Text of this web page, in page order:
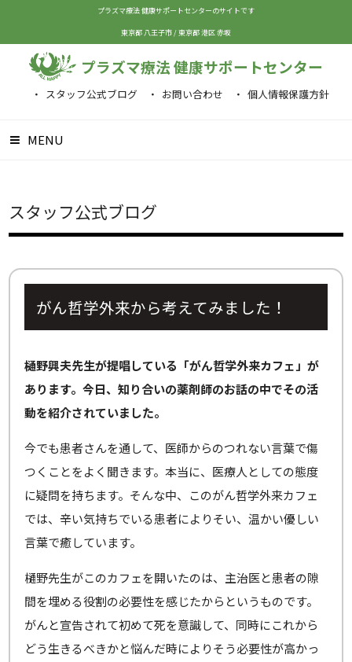
プラズマ療法 健康サポートセンターのサイトです
東京都 八王子市/東京都 港区 赤坂
プラズマ療法 健康サポートセンター
スタッフ公式ブログ お問い合わせ 個人情報保護方針
MENU
スタッフ公式ブログ
がん哲学外来から考えてみました！
樋野興夫先生が提唱している「がん哲学外来カフェ」が
あります。今日、知り合いの薬剤師のお話の中でその活
動を紹介されていました。
今でも患者さんを通して、医師からのつれない言葉で傷
つくことをよく聞きます。本当に、医療人としての態度
に疑問を持ちます。そんな中、このがん哲学外来カフェ
では、辛い気持ちでいる患者によりそい、温かい優しい
言葉で癒しています。
樋野先生がこのカフェを開いたのは、主治医と患者の隙
間を埋める役割の必要性を感じたからというものです。
がんと宣告されて初めて死を意識して、同時にこれから
どう生きるべきかと悩んだ時によりそう必要性が高かっ